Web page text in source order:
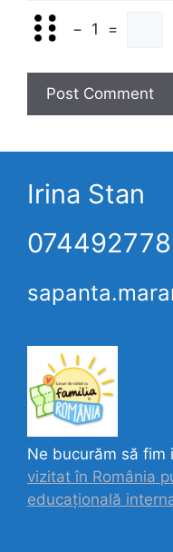
− 1 =
Irina Stan
Ne bucurăm să fim
vizitat în România
educațională